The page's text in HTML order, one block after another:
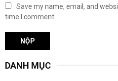
Save my name, email, and
time I comment.
DANH MỤC